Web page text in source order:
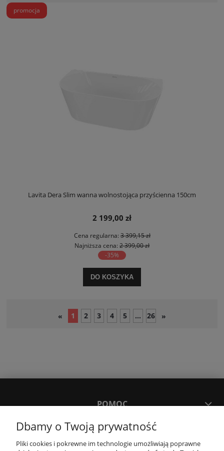
Lavita Dera Slim wanna wolnostojąca przyścienna 150cm
2 199,00 zł
Cena regularna:3 399,15 zł
Najniższa cena: 2 399,00 zł
-35%
DO KOSZYKA
promocja
« 1 2 3 4 5 ... 26 »
POMOC
MOJE KONTO
Dbamy o Twoją prywatność
Pliki cookies i pokrewne im technologie umożliwiają poprawne